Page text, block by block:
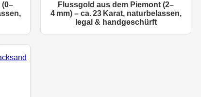
Flussgold aus dem Piemont (2–
4 mm) – ca. 23 Karat, naturbelassen,
legal & handgeschürft